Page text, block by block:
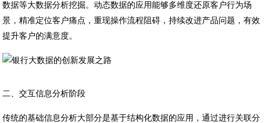
数据等大数据分析挖掘。动态数据的应用能够多维度还原客户行为场
景，精准定位客户痛点，重现操作流程阻碍，持续改进产品问题，有效
提升客户的满意度。
二、交互信息分析阶段
传统的基础信息分析大部分是基于结构化数据的应用，通过进行关联分